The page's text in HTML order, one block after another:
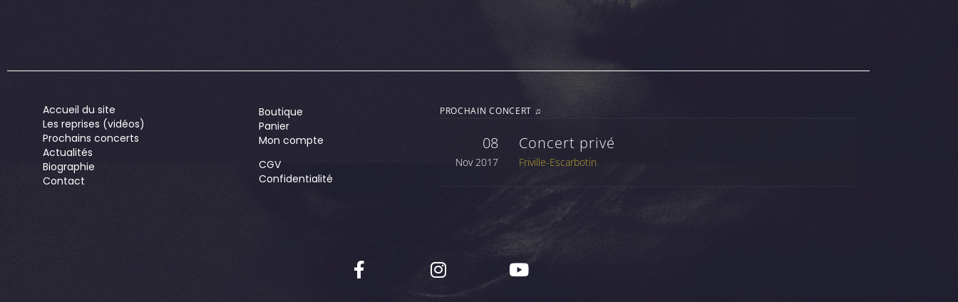
Accueil du site
Les reprises (vidéos)
Prochains concerts
Actualités
Biographie
Contact
Boutique
Panier
Mon compte
CGV
Confidentialité
PROCHAIN CONCERT ♫
08
Nov 2017
Concert privé
Friville-Escarbotin